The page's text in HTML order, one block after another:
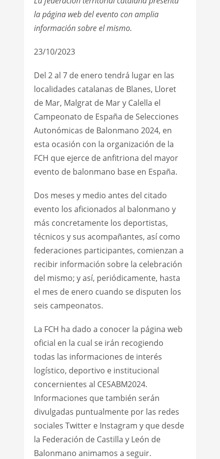
la página web del evento con amplia
información sobre el mismo.
23/10/2023
Del 2 al 7 de enero tendrá lugar en las
localidades catalanas de Blanes, Lloret
de Mar, Malgrat de Mar y Calella el
Campeonato de España de Selecciones
Autonómicas de Balonmano 2024, en
esta ocasión con la organización de la
FCH que ejerce de anfitriona del mayor
evento de balonmano base en España.
Dos meses y medio antes del citado
evento los aficionados al balonmano y
más concretamente los deportistas,
técnicos y sus acompañantes, así como
federaciones participantes, comienzan a
recibir información sobre la celebración
del mismo; y así, periódicamente, hasta
el mes de enero cuando se disputen los
seis campeonatos.
La FCH ha dado a conocer la página web
oficial en la cual se irán recogiendo
todas las informaciones de interés
logístico, deportivo e institucional
concernientes al CESABM2024.
Informaciones que también serán
divulgadas puntualmente por las redes
sociales Twitter e Instagram y que desde
la Federación de Castilla y León de
Balonmano animamos a seguir.